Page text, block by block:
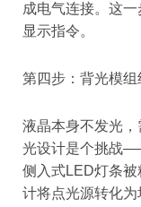
成电气连接。这
显示指令。
第四步：背光模组
液晶本身不发光，
光设计是个挑战
侧入式LED灯条
计将点光源转化